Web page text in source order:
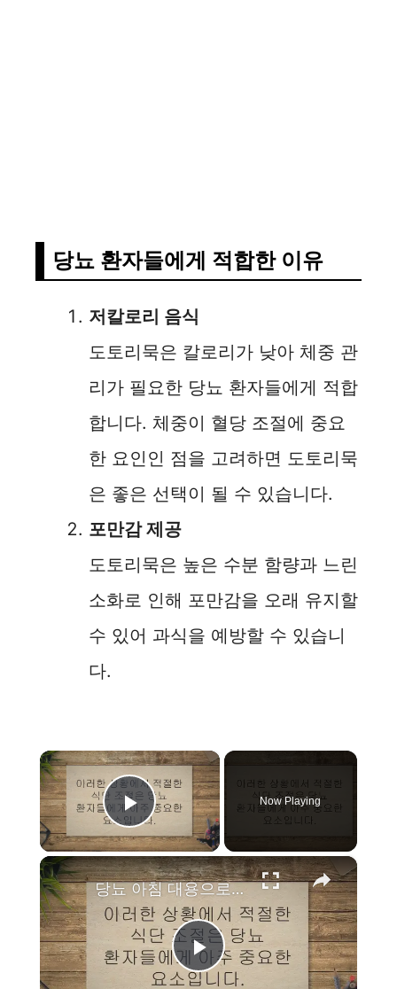
당뇨 환자들에게 적합한 이유
저칼로리 음식
도토리묵은 칼로리가 낮아 체중 관
리가 필요한 당뇨 환자들에게 적합
합니다. 체중이 혈당 조절에 중요
한 요인인 점을 고려하면 도토리묵
은 좋은 선택이 될 수 있습니다.
포만감 제공
도토리묵은 높은 수분 함량과 느린
소화로 인해 포만감을 오래 유지할
수 있어 과식을 예방할 수 있습니
다.
×
Play Video
Now Playing
×
P
당뇨 아침 대용으로 혈당 잡는다? 식후혈당 개선하기